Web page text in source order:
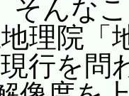
そんな
理院「
行を問